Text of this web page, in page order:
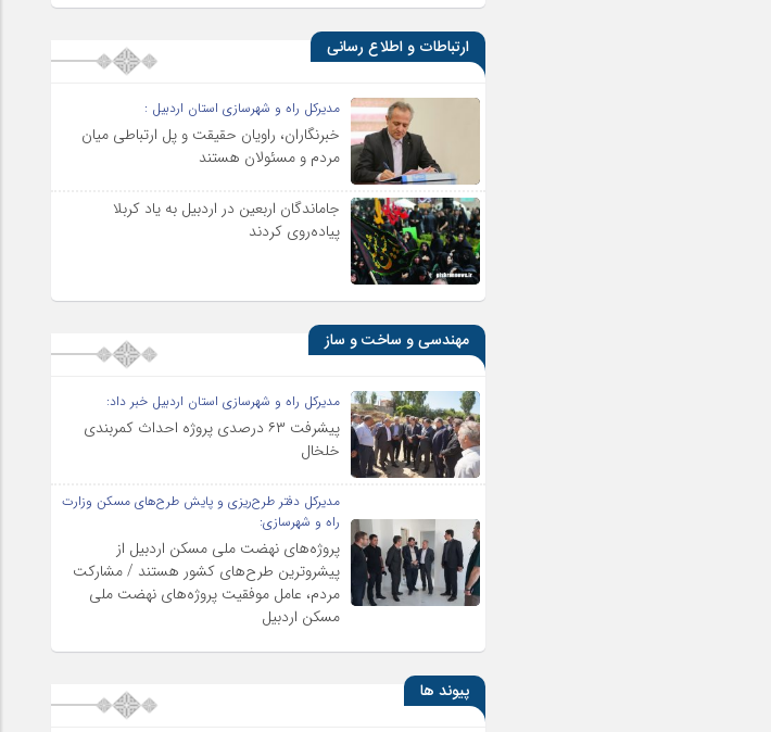
ارتباطات و اطلاع رسانی
مدیرکل راه و شهرسازی استان اردبیل :
خبرنگاران، راویان حقیقت و پل ارتباطی میان
مردم و مسئولان هستند
جاماندگان اربعین در اردبیل به یاد کربلا
پیاده‌روی کردند
مهندسی و ساخت و ساز
مدیرکل راه و شهرسازی استان اردبیل خبر داد:
پیشرفت ۶۳ درصدی پروژه احداث کمربندی
خلخال
مدیرکل دفتر طرح‌ریزی و پایش طرح‌های مسکن وزارت
راه و شهرسازی:
پروژه‌های نهضت ملی مسکن اردبیل از
پیشروترین طرح‌های کشور هستند / مشارکت
مردم، عامل موفقیت پروژه‌های نهضت ملی
مسکن اردبیل
پیوند ها